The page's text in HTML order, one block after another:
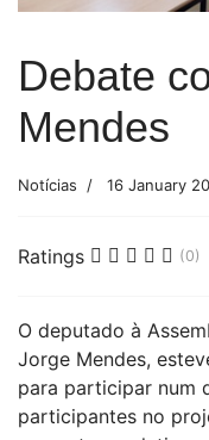
Debate
Mendes
Notícias 16 January
Ratings (0)
O deputado à
Jorge Mendes,
para participar num
participantes no